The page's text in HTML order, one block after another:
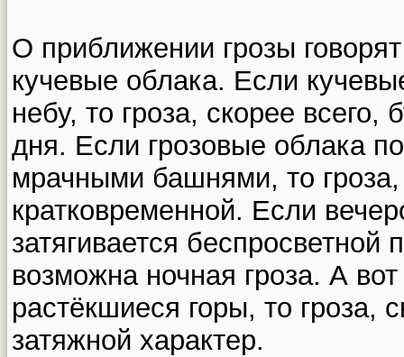
О приближении грозы
кучевые облака. Если
небу, то гроза, скорее всего,
дня. Если грозовые облака
мрачными башнями, то гроза,
кратковременной. Если
затягивается беспросветной
возможна ночная гроза. А
растёкшиеся горы, то гроза,
затяжной характер.